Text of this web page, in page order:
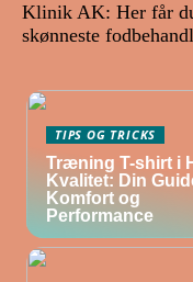
Klinik AK: Her får
skønneste
TIPS OG TRICKS
Træning T-shirt i
Kvalitet: Din
Komfort og
Performance